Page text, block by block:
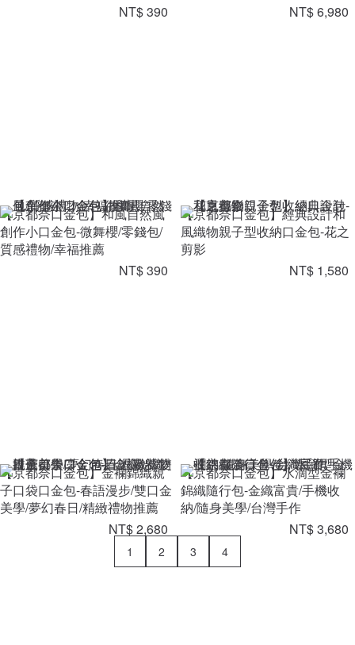
NT$ 390
NT$ 6,980
【京都奈口金包】和風自然風
創作小口金包-微舞櫻/零錢包/
質感禮物/幸福推薦
NT$ 390
【京都奈口金包】經典設計和
風織物親子型收納口金包-花之
剪影
NT$ 1,580
【京都奈口金包】金襴錦織親
子口袋口金包-春語漫步/雙口金
美學/夢幻春日/精緻禮物推薦
NT$ 2,680
【京都奈口金包】水滴型金襴
錦織隨行包-金織富貴/手機收
納/隨身美學/台灣手作
NT$ 3,680
1 2 3 4